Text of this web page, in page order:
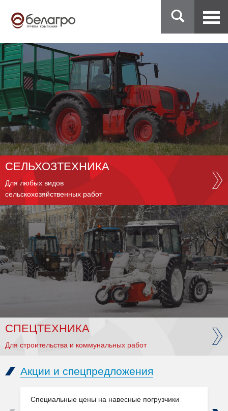
СЕЛЬХОЗТЕХНИКА
Для любых видов
сельскохозяйственных работ
СПЕЦТЕХНИКА
Для строительства и коммунальных работ
Акции и спецпредложения
Специальные цены на навесные погрузчики